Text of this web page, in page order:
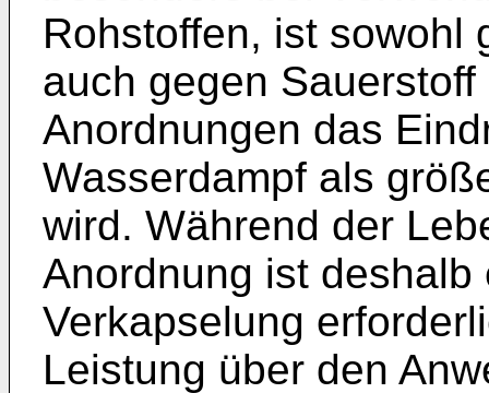
Rohstoffen, ist sowohl
auch gegen
Anordnungen das
Wasserdampf als
wird. Während der
Anordnung ist
Verkapselung
Leistung über den